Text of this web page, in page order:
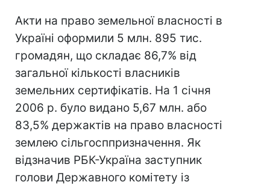
Акти на право земельної власності в
Україні оформили 5 млн. 895 тис.
громадян, що складає 86,7% від
загальної кількості власників
земельних сертифікатів. На 1 січня
2006 р. було видано 5,67 млн. або
83,5% держактів на право власності
землею сільгосппризначення. Як
відзначив РБК-Україна заступник
голови Державного комітету із